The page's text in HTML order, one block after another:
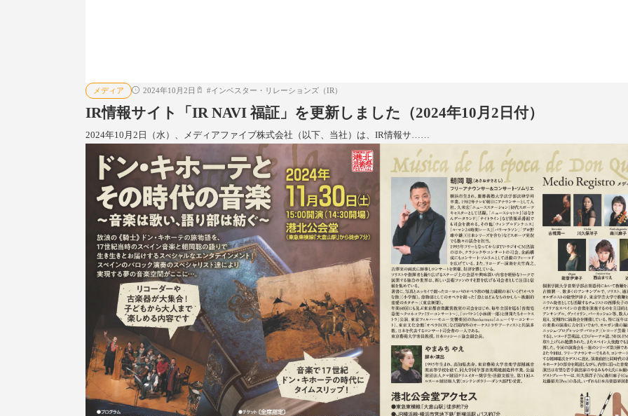
メディア 2024年10月2日 #インベスター・リレーションズ（IR）
IR情報サイト「IR NAVI 福証」を更新しました（2024年10月2日付）
2024年10月2日（水）、メディアファイブ株式会社（以下、当社）は、IR情報サ……